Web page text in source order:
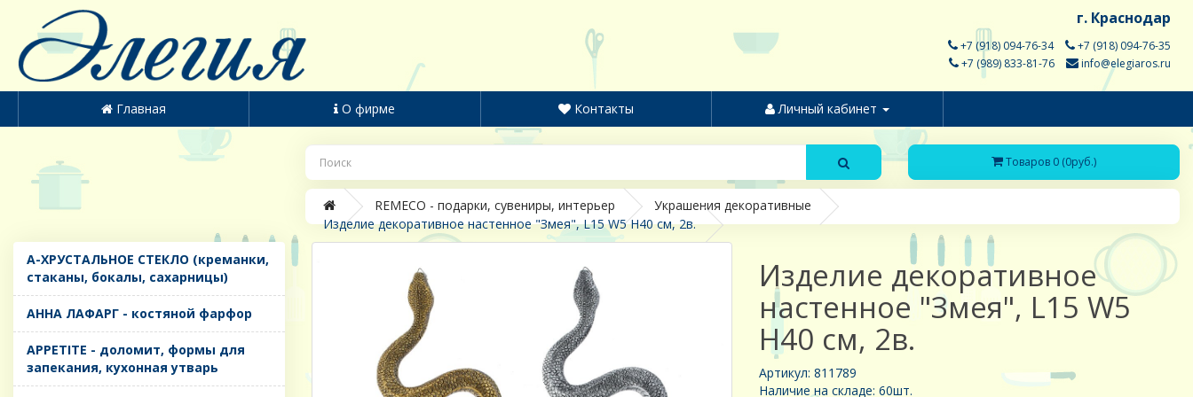
г. Краснодар
+7 (918) 094-76-34
+7 (918) 094-76-35
+7 (989) 833-81-76
info@elegiaros.ru
Главная О фирме Контакты Личный кабинет
Товаров 0 (0руб.)
REMECO - подарки, сувениры, интерьер
Украшения декоративные
Изделие декоративное настенное "Змея", L15 W5 H40 см, 2в.
A-ХРУСТАЛЬНОЕ СТЕКЛО (креманки,
стаканы, бокалы, сахарницы)
AHHA ЛАФАРГ - костяной фарфор
APPETITE - доломит, формы для
запекания, кухонная утварь
Изделие декоративное
настенное "Змея", L15 W5
H40 см, 2в.
Артикул: 811789
Наличие на складе: 60шт.